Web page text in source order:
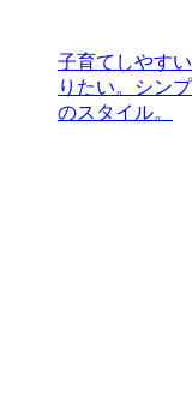
子育てしやす
りたい。シン
のスタイル。